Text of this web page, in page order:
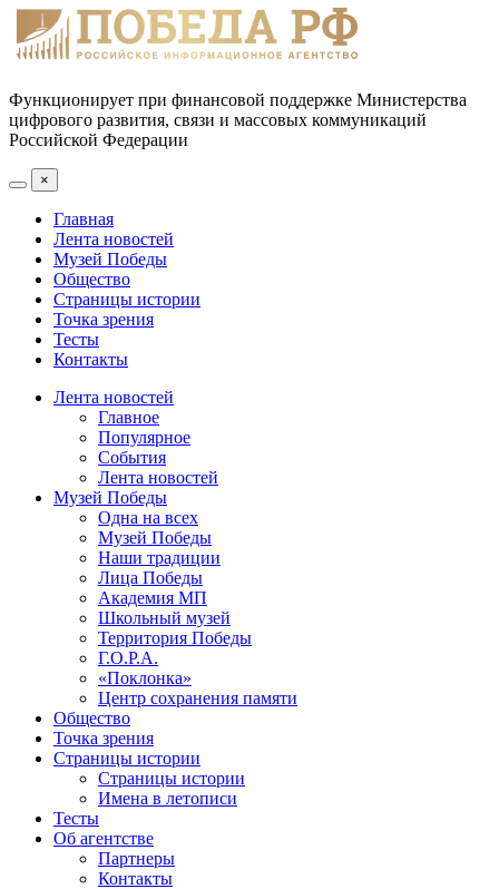
Функционирует при финансовой поддержке Министерства
цифрового развития, связи и массовых коммуникаций
Российской Федерации
×
Главная
Лента новостей
Музей Победы
Общество
Страницы истории
Точка зрения
Тесты
Контакты
Лента новостей
Главное
Популярное
События
Лента новостей
Музей Победы
Одна на всех
Музей Победы
Наши традиции
Лица Победы
Академия МП
Школьный музей
Территория Победы
Г.О.Р.А.
«Поклонка»
Центр сохранения памяти
Общество
Точка зрения
Страницы истории
Страницы истории
Имена в летописи
Тесты
Об агентстве
Партнеры
Контакты